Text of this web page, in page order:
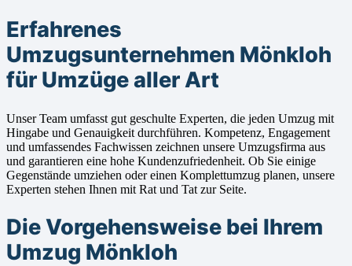
Erfahrenes
Umzugsunternehmen Mönkloh
für Umzüge aller Art
Unser Team umfasst gut geschulte Experten, die jeden Umzug mit
Hingabe und Genauigkeit durchführen. Kompetenz, Engagement
und umfassendes Fachwissen zeichnen unsere Umzugsfirma aus
und garantieren eine hohe Kundenzufriedenheit. Ob Sie einige
Gegenstände umziehen oder einen Komplettumzug planen, unsere
Experten stehen Ihnen mit Rat und Tat zur Seite.
Die Vorgehensweise bei Ihrem
Umzug Mönkloh